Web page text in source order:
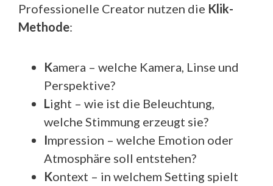
Professionelle Creator nutzen die Klik-
Methode:
Kamera – welche Kamera, Linse und
Perspektive?
Light – wie ist die Beleuchtung,
welche Stimmung erzeugt sie?
Impression – welche Emotion oder
Atmosphäre soll entstehen?
Kontext – in welchem Setting spielt